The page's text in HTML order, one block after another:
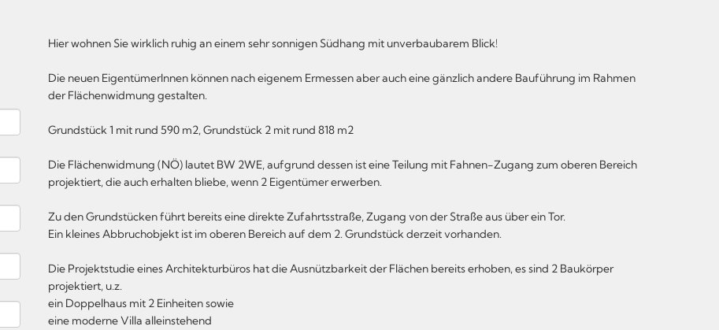
Hier wohnen Sie wirklich ruhig an einem sehr sonnigen Südhang mit unverbaubarem Blick!
Die neuen EigentümerInnen können nach eigenem Ermessen aber auch eine gänzlich andere Bauführung im Rahmen
der Flächenwidmung gestalten.
Grundstück 1 mit rund 590 m2, Grundstück 2 mit rund 818 m2
Die Flächenwidmung (NÖ) lautet BW 2WE, aufgrund dessen ist eine Teilung mit Fahnen-Zugang zum oberen Bereich
projektiert, die auch erhalten bliebe, wenn 2 Eigentümer erwerben.
Zu den Grundstücken führt bereits eine direkte Zufahrtsstraße, Zugang von der Straße aus über ein Tor.
Ein kleines Abbruchobjekt ist im oberen Bereich auf dem 2. Grundstück derzeit vorhanden.
Die Projektstudie eines Architekturbüros hat die Ausnützbarkeit der Flächen bereits erhoben, es sind 2 Baukörper
projektiert, u.z.
ein Doppelhaus mit 2 Einheiten sowie
eine moderne Villa alleinstehend